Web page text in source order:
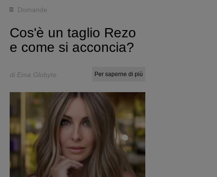
Domande
Cos'è un taglio Rezo
e come si acconcia?
di Ema Globyte Per saperne di più